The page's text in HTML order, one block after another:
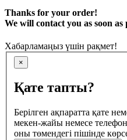
Thanks for your order!
We will contact you as soon as
Хабарламаңыз үшін рақмет!
×
Қате тапты?
Берілген ақпаратта қате
мекен-жайы немесе телефон
оны төмендегі пішінде